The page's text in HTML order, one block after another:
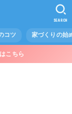
コツ 家づくりの始
SEARCH
こちら